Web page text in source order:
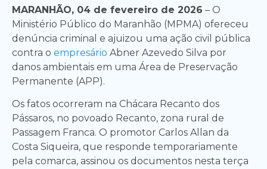
MARANHÃO, 04 de fevereiro de 2026 – O
Ministério Público do Maranhão (MPMA) ofereceu
denúncia criminal e ajuizou uma ação civil pública
contra o empresário Abner Azevedo Silva por
danos ambientais em uma Área de Preservação
Permanente (APP).
Os fatos ocorreram na Chácara Recanto dos
Pássaros, no povoado Recanto, zona rural de
Passagem Franca. O promotor Carlos Allan da
Costa Siqueira, que responde temporariamente
pela comarca, assinou os documentos nesta terça